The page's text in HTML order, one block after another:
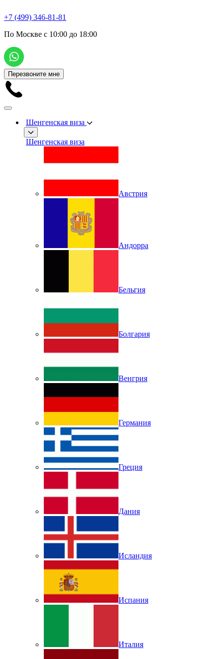
+7 (499) 346-81-81
По Москве с 10:00 до 18:00
Перезвоните мне
Шенгенская виза
Шенгенская виза
Австрия
Андорра
Бельгия
Болгария
Венгрия
Германия
Греция
Дания
Исландия
Испания
Италия